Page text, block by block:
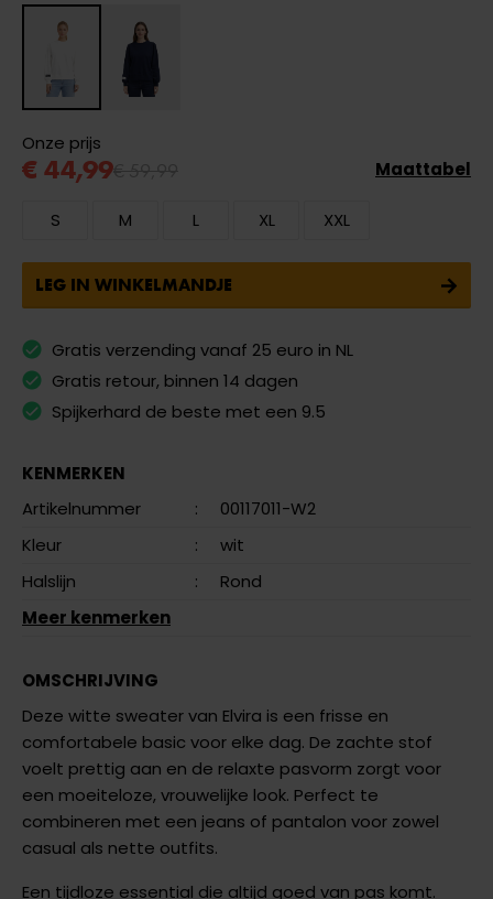
Onze prijs
€ 44,99
S M L XL XXL
Maattabel
LEG IN WINKELMANDJE
Gratis verzending vanaf 25 euro in NL
Gratis retour, binnen 14 dagen
Spijkerhard de beste met een 9.5
KENMERKEN
Artikelnummer
:
00117011-W2
Kleur
:
wit
Halslijn
:
Rond
Meer kenmerken
OMSCHRIJVING
Deze witte sweater van Elvira is een frisse en
comfortabele basic voor elke dag. De zachte stof
voelt prettig aan en de relaxte pasvorm zorgt voor
een moeiteloze, vrouwelijke look. Perfect te
combineren met een jeans of pantalon voor zowel
casual als nette outfits.
Een tijdloze essential die altijd goed van pas komt.